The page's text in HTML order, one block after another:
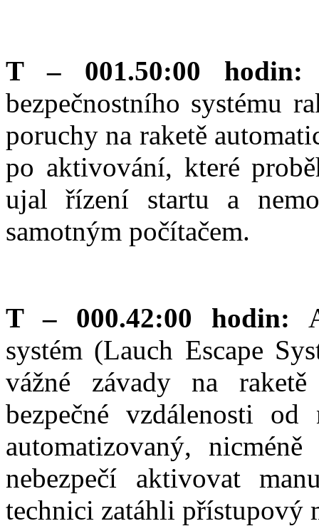
T – 001.50:00
bezpečnostního systému
poruchy na raketě
po aktivování, které
ujal řízení startu a
samotným počítačem.
T – 000.42:00 hodin:
systém (Lauch Escape
vážné závady na
bezpečné vzdálenosti
automatizovaný,
nebezpečí aktivovat
technici zatáhli přístupový